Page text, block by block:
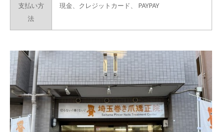
支払い方
法
現金、クレジットカード、 PAYPAY